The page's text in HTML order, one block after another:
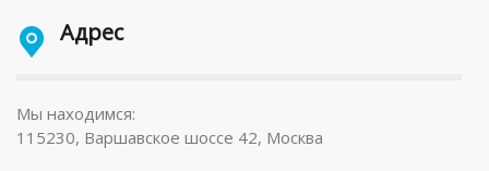
Адрес
Мы находимся:
115230, Варшавское шоссе 42, Москва